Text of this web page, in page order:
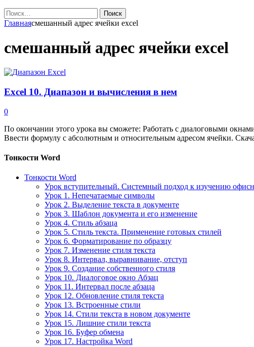
Найти:
Главнаясмешанный адрес ячейки excel
смешанный адрес ячейки excel
Excel 10. Диапазон и вычисления в нем
0
По окончании этого урока вы сможете: Работать с диалоговыми
Ввести формулу с абсолютным и относительным адресом ячейки.
Тонкости Word
Тонкости Word
Урок вступительный. Системный подход к изучению
Урок 1. Непечатаемые символы
Урок 2. Выделение текста в документе
Урок 3. Шаблон документа и его изменение
Урок 4. Стиль абзаца
Урок 5. Стиль текста. Применение готовых стилей
Урок 6. Форматирование по образцу
Урок 7. Изменение стиля текста
Урок 8. Интервал, выравнивание, отступ
Урок 9. Создание собственного стиля
Урок 10. Диалоговое окно Абзац
Урок 11. Интервал после абзаца
Урок 12. Обновление стиля текста
Урок 13. Встроенные стили
Урок 14. Стили текста в новом документе
Урок 15. Лишние стили текста
Урок 16. Буфер обмена
Урок 17. Настройка Word